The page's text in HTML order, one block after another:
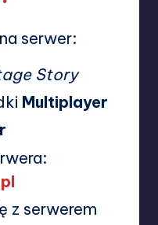
serwer:
Story
Multiplayer
z serwerem